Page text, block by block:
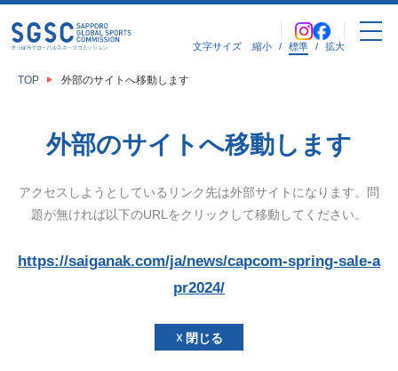
文字サイズ 縮小 / 標準 / 拡大
TOP 外部のサイトへ移動します
外部のサイトへ移動します
アクセスしようとしているリンク先は外部サイトになります。
問
題が無ければ以下のURLをクリックして移動してください。
https://saiganak.com/ja/news/capcom-spring-sale-a
pr2024/
☓ 閉じる